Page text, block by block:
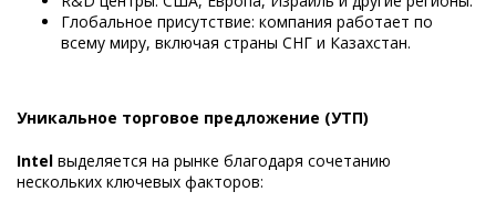
Глобальное присутствие: компания работает по
всему миру, включая страны СНГ и Казахстан.
Уникальное торговое предложение (УТП)
Intel выделяется на рынке благодаря сочетанию
нескольких ключевых факторов: